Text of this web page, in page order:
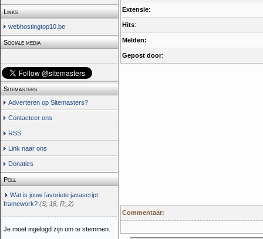
Links
webhostingtop10.be
Sociale media
Sitemasters
Adverteren op Sitemasters?
Contacteer ons
RSS
Link naar ons
Donaties
Poll
Wat is jouw favoriete javascript
framework? (S: 18 R: 2)
Je moet ingelogd zijn om te stemmen.
Extensie:
Hits:
Melden:
Gepost door:
Commentaar: